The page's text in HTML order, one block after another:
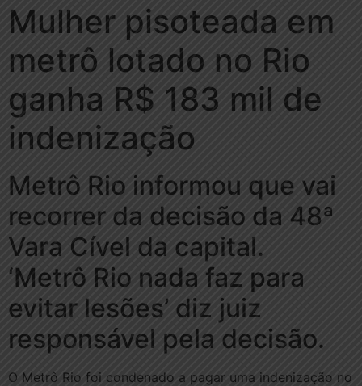
Mulher pisoteada em
metrô lotado no Rio
ganha R$ 183 mil de
indenização
Metrô Rio informou que vai
recorrer da decisão da 48ª
Vara Cível da capital.
‘Metrô Rio nada faz para
evitar lesões’ diz juiz
responsável pela decisão.
O Metrô Rio foi condenado a pagar uma indenização no